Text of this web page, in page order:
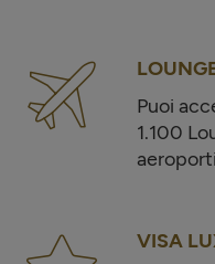
Puoi
1.100
VISA